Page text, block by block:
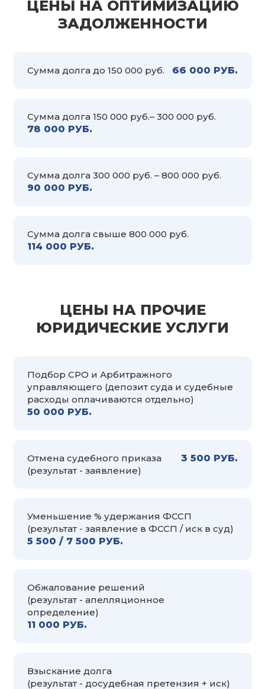
ЦЕНЫ НА ОПТИМИЗАЦИЮ
ЗАДОЛЖЕННОСТИ
Сумма долга до 150 000 руб. 66 000 РУБ.
Сумма долга 150 000 руб.– 300 000 руб.
78 000 РУБ.
Сумма долга 300 000 руб. – 800 000 руб.
90 000 РУБ.
Сумма долга свыше 800 000 руб.
114 000 РУБ.
ЦЕНЫ НА ПРОЧИЕ
ЮРИДИЧЕСКИЕ УСЛУГИ
Подбор СРО и Арбитражного
управляющего (депозит суда и судебные
расходы оплачиваются отдельно)
50 000 РУБ.
Отмена судебного приказа
(результат - заявление)
3 500 РУБ.
Уменьшение % удержания ФССП
(результат - заявление в ФССП / иск в суд)
5 500 / 7 500 РУБ.
Обжалование решений
(результат - апелляционное
определение)
11 000 РУБ.
Взыскание долга
(результат - досудебная претензия + иск)